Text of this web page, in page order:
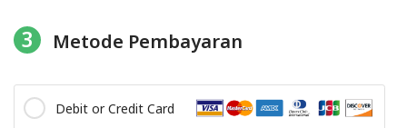
3 Metode Pembayaran
Debit or Credit Card